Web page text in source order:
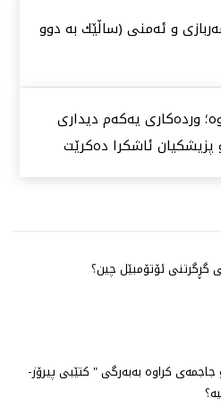
و ئەمنی (ساڵێك بە دوو
وردەكاری یەكەم دیداری
پزیشكیان ئاشكرا دەكرێت
گڕگرتنی ئۆتۆمبێل چین؟
كراوە بەبەرگی " كتێبی پیرۆز-